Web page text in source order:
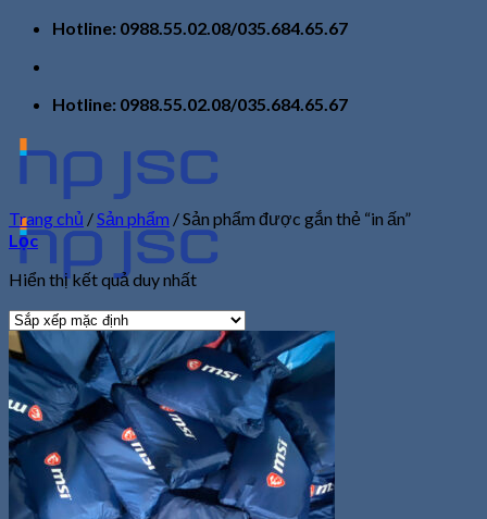
Skip
content
Hotline: 0988.55.02.08/035.684.65.67
Hotline: 0988.55.02.08/035.684.65.67
Trang chủ
Giới thiệu
Sản phẩm
Tin tức
Liên hệ
Tìm
kiếm:
Trang chủ /Sản phẩm /Sản phẩm được gắn thẻ “in ấn”
Lọc
Hiển thị kết quả duy nhất